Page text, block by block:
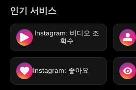
인기 서비스
Instagram: 비디오 조
회수
Instagram: 좋아요